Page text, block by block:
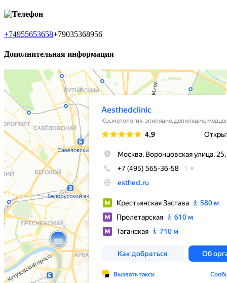
Телефон
+74955653658+79035368956
Дополнительная информация